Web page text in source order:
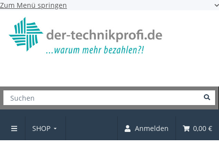
Zum Menü springen
SHOP Anmelden 0,00 €
Eindrehmuffen